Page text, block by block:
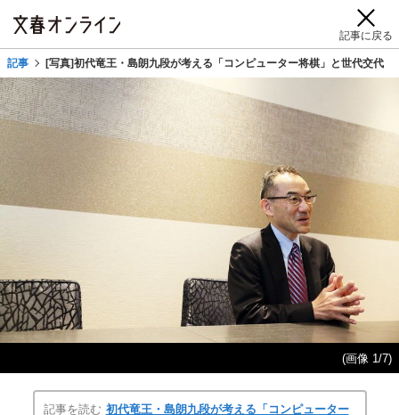
記事に戻る
記事 [写真]初代竜王・島朗九段が考える「コンピューター将棋」と世代交代
(画像 1/7)
記事を読む 初代竜王・島朗九段が考える「コンピューター